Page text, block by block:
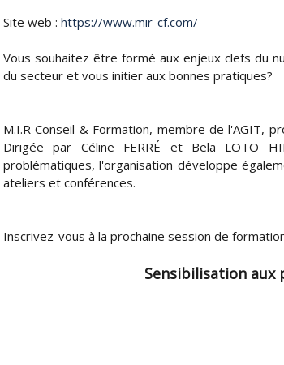
Site web : https://www.mir-cf.com/
Vous souhaitez être formé aux enjeux clefs du
du secteur et vous initier aux bonnes pratiques?
M.I.R Conseil & Formation, membre de l'AGIT,
Dirigée par Céline FERRÉ et Bela LOTO
problématiques, l'organisation développe
ateliers et conférences.
Inscrivez-vous à la prochaine session de
Sensibilisation aux